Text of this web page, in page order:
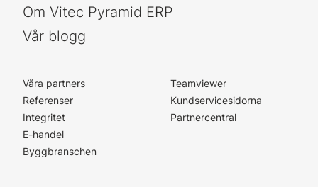
Om Vitec Pyramid ERP
Vår blogg
Våra partners
Referenser
Integritet
E-handel
Byggbranschen
Teamviewer
Kundservicesidorna
Partnercentral